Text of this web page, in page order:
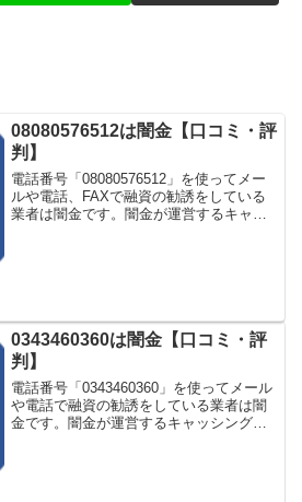
08080576512は闇金【口コミ・評
判】
電話番号「08080576512」を使ってメー
ルや電話、FAXで融資の勧誘をしている
業者は闇金です。闇金が運営するキャッ
0343460360は闇金【口コミ・評
判】
電話番号「0343460360」を使ってメール
や電話で融資の勧誘をしている業者は闇
金です。闇金が運営するキャッシング一